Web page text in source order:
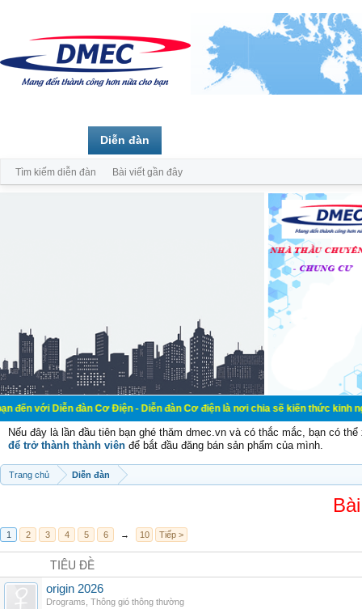
đàn Cơ Điện - Diễn đàn Cơ điện là nơi chia sẽ kiến thức kinh nghiệm
Nếu đây là lần đầu tiên bạn ghé thăm dmec.vn và có thắc mắc, bạn có
để trở thành thành viên để bắt đầu đăng bán sản phẩm của mình.
Trang chủ Diễn đàn
1 2 3 4 5 6 → 10 Tiếp >
TIÊU ĐỀ
origin 2026
Drograms Thông gió thông thường
Diễn đàn
Tìm kiếm diễn đàn Bài viết gần đây